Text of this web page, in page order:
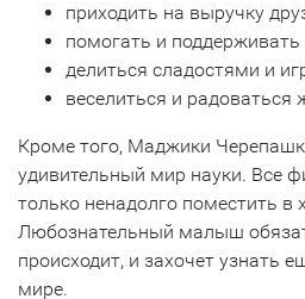
приходить на выручку
помогать и
делиться сладостями и
веселиться и радоваться
Кроме того, Маджики
удивительный мир науки. Все
только ненадолго поместить в
Любознательный малыш
происходит, и захочет
мире.